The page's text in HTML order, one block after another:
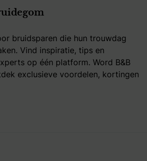
bruidsparen die hun trouwdag
Vind inspiratie, tips en
op één platform. Word B&B
exclusieve voordelen, kortingen